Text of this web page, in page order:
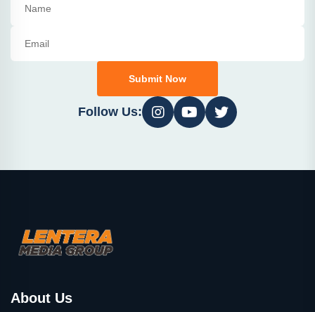
Submit Now
Follow Us:
About Us